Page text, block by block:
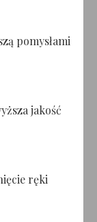
pomysłami
jakość
ręki